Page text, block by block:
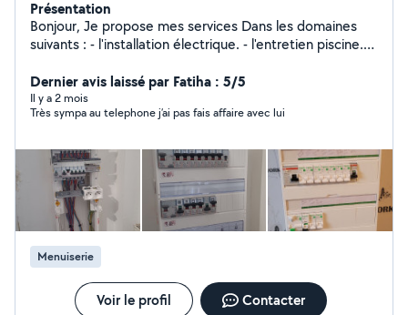
Présentation
Bonjour, Je propose mes services Dans les domaines
suivants : - l'installation électrique. - l'entretien piscine.
de chacun.
Dernier avis laissé par Fatiha : 5/5
Il y a 2 mois
Très sympa au telephone j’ai pas fais affaire avec lui
Menuiserie
Voir le profil Contacter